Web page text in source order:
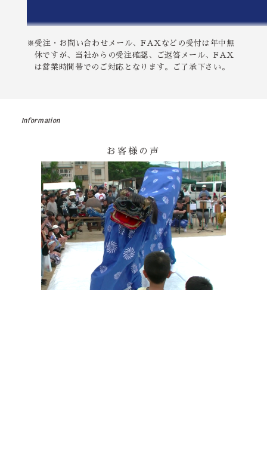
※受注・お問い合わせメール、FAXなどの受付は年中無
休ですが、当社からの受注確認、ご返答メール、FAX
は営業時間帯でのご対応となります。ご了承下さい。
Information
お客様の声